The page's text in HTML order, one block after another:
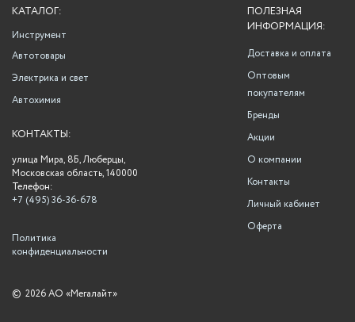
ПОЛЕЗНАЯ
ИНФОРМАЦИЯ:
Доставка и оплата
Оптовым
покупателям
Бренды
Акции
О компании
Контакты
Личный кабинет
Оферта
КАТАЛОГ:
Инструмент
Автотовары
Электрика и свет
Автохимия
КОНТАКТЫ:
улица Мира, 8Б, Люберцы,
Московская область, 140000
Телефон:
+7 (495) 36-36-678
Политика
конфиденциальности
© 2026 АО «Мегалайт»